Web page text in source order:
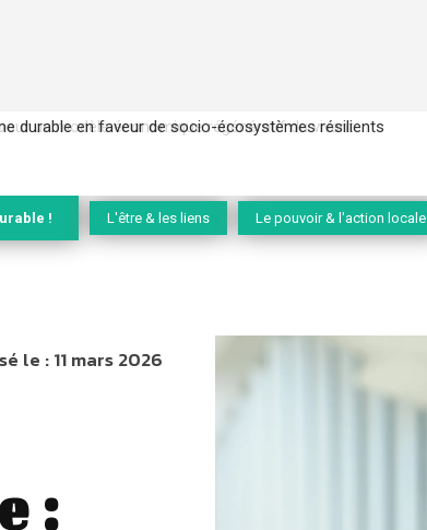
un modèle économique régénératif du vivant …
! L'être & les liens Le pouvoir & l'action locale
le :11 mars 2026
: